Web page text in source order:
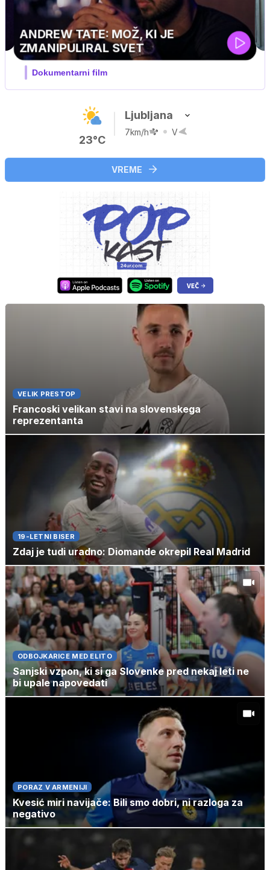
MOJ PRIJATELJ PINGVIN
Film meseca / družinski, pustolovski
23°C
Ljubljana
7km/h V
VREME
VELIK PRESTOP
Francoski velikan stavi na slovenskega
reprezentanta
19-LETNI BISER
Zdaj je tudi uradno: Diomande okrepil Real Madrid
ODBOJKARICE MED ELITO
Sanjski vzpon, ki si ga Slovenke pred nekaj leti ne
bi upale napovedati
PORAZ V ARMENIJI
Kvesić miri navijače: Bili smo dobri, ni razloga za
negativo